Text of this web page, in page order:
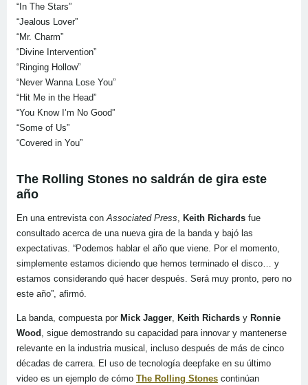
“In The Stars”
“Jealous Lover”
“Mr. Charm”
“Divine Intervention”
“Ringing Hollow”
“Never Wanna Lose You”
“Hit Me in the Head”
“You Know I’m No Good”
“Some of Us”
“Covered in You”
The Rolling Stones no saldrán de gira este
año
En una entrevista conAssociated Press, Keith Richards fue
consultado acerca de una nueva gira de la banda y bajó las
expectativas. “Podemos hablar el año que viene. Por el momento,
simplemente estamos diciendo que hemos terminado el disco… y
estamos considerando qué hacer después. Será muy pronto, pero no
este año”, afirmó.
La banda, compuesta por Mick Jagger, Keith Richards y Ronnie
Wood , sigue demostrando su capacidad para innovar y mantenerse
relevante en la industria musical, incluso después de más de cinco
décadas de carrera. El uso de tecnología deepfake en su último
video es un ejemplo de cómo The Rolling Stones continúan